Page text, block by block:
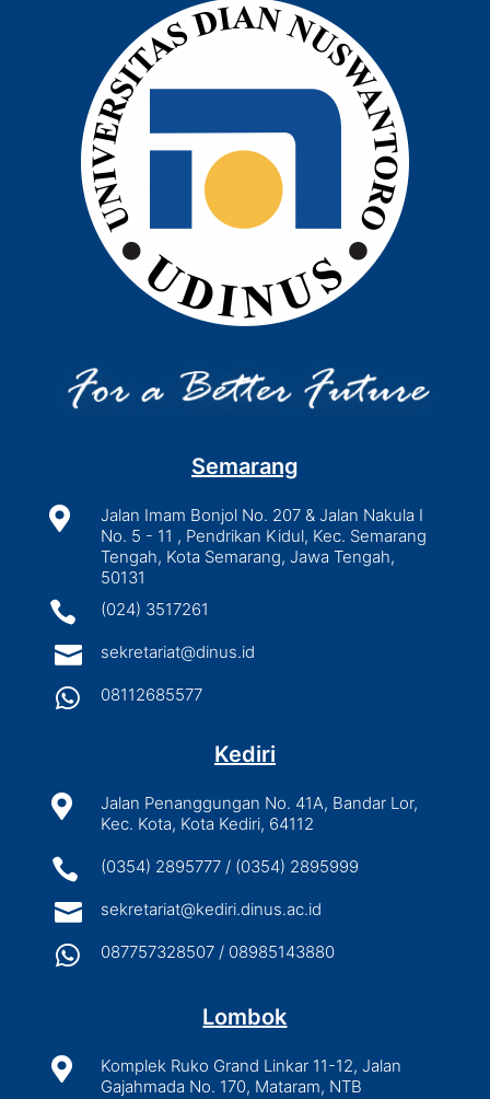
Semarang

Jalan Imam Bonjol No. 207 & Jalan Nakula I
No. 5 - 11 , Pendrikan Kidul, Kec. Semarang
Tengah, Kota Semarang, Jawa Tengah,
50131
 (024) 3517261
 sekretariat@dinus.id
 08112685577
Kediri

Jalan Penanggungan No. 41A, Bandar Lor,
Kec. Kota, Kota Kediri, 64112
 (0354) 2895777 / (0354) 2895999
 sekretariat@kediri.dinus.ac.id
 087757328507 / 08985143880
Lombok

Komplek Ruko Grand Linkar 11-12, Jalan
Gajahmada No. 170, Mataram, NTB